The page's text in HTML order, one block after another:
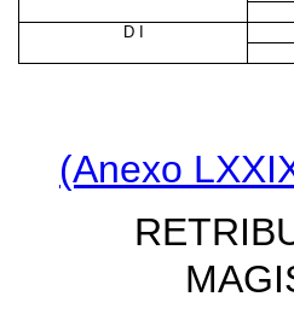
D I
(Anexo